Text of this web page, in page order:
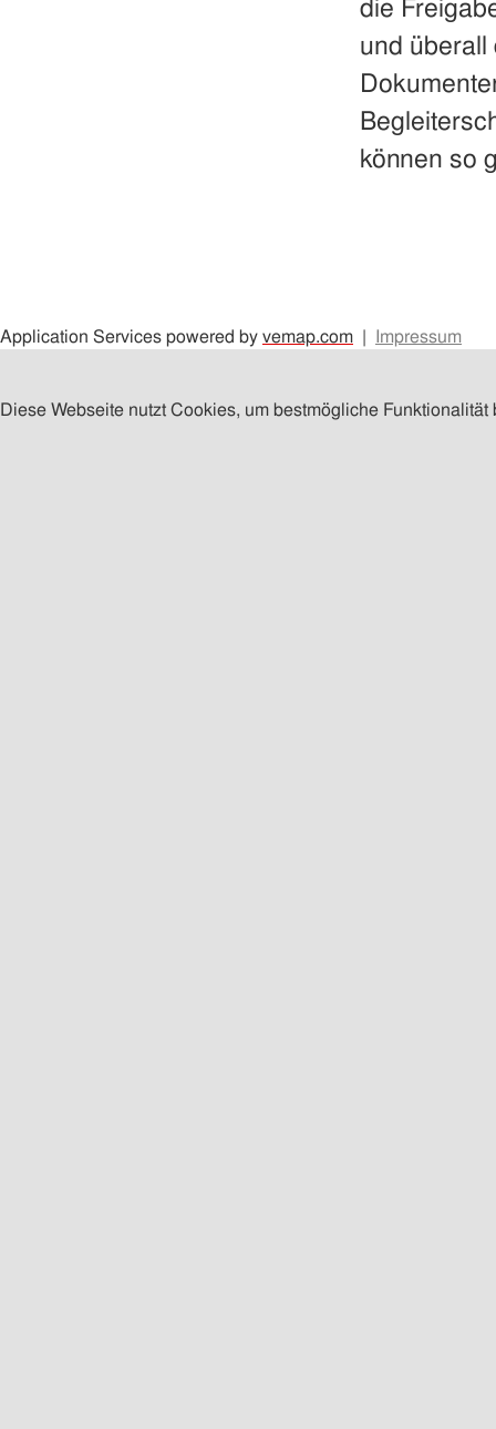
die
und
können so
Application Services powered byvemap.com | Impressum
Diese Webseite nutzt Cookies, um bestmögliche